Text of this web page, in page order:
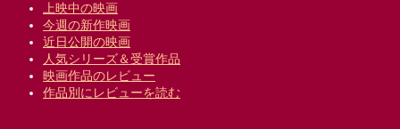
上映中の映画
今週の新作映画
近日公開の映画
人気シリーズ＆受賞作品
映画作品のレビュー
作品別にレビューを読む